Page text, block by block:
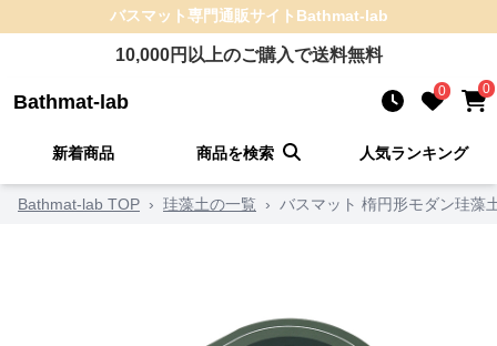
バスマット専門通販サイト Bathmat-lab
10,000円以上のご購入で送料無料
Bathmat-lab 0 0
新着商品 商品を検索 人気ランキング
Bathmat-lab TOP › 珪藻土の一覧 › バスマット 楕円形モダン珪藻